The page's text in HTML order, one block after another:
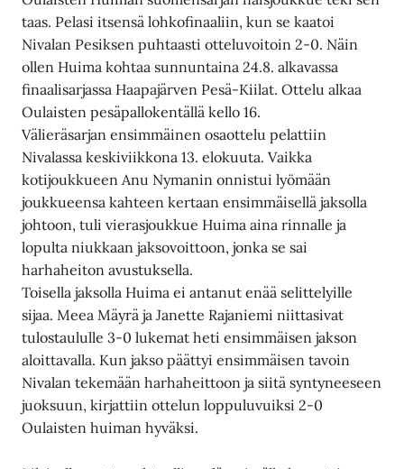
taas. Pelasi itsensä lohkofinaaliin, kun se kaatoi
Nivalan Pesiksen puhtaasti otteluvoitoin 2-0. Näin
ollen Huima kohtaa sunnuntaina 24.8. alkavassa
finaalisarjassa Haapajärven Pesä-Kiilat. Ottelu alkaa
Oulaisten pesäpallokentällä kello 16.
Välieräsarjan ensimmäinen osaottelu pelattiin
Nivalassa keskiviikkona 13. elokuuta. Vaikka
kotijoukkueen Anu Nymanin onnistui lyömään
joukkueensa kahteen kertaan ensimmäisellä jaksolla
johtoon, tuli vierasjoukkue Huima aina rinnalle ja
lopulta niukkaan jaksovoittoon, jonka se sai
harhaheiton avustuksella.
Toisella jaksolla Huima ei antanut enää selittelyille
sijaa. Meea Mäyrä ja Janette Rajaniemi niittasivat
tulostaululle 3-0 lukemat heti ensimmäisen jakson
aloittavalla. Kun jakso päättyi ensimmäisen tavoin
Nivalan tekemään harhaheittoon ja siitä syntyneeseen
juoksuun, kirjattiin ottelun loppuluvuiksi 2-0
Oulaisten huiman hyväksi.